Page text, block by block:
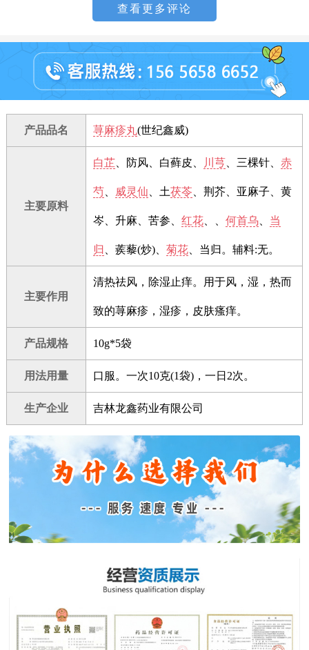
查看更多评论
产品品名 荨麻疹丸(世纪鑫威)
主要原料
白芷、防风、白藓皮、 川芎、三棵针、 赤
芍、 威灵仙 、土茯苓 、荆芥、亚麻子、黄
岑、升麻、苦参、 红花、、 何首乌、 当
归 、蒺藜(炒)、 菊花、当归。辅料:无。
主要作用
清热祛风，除湿止痒。用于风，湿，热而
致的荨麻疹，湿疹，皮肤瘙痒。
产品规格 10g*5袋
用法用量 口服。一次10克(1袋)，一日2次。
生产企业 吉林龙鑫药业有限公司